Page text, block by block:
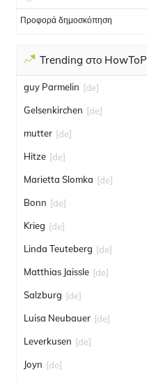
Προφορά δημοσκόπηση
Trending στο
guy Parmelin [de]
Gelsenkirchen [de]
mutter [de]
Hitze [de]
Marietta Slomka [de]
Bonn [de]
Krieg [de]
Linda Teuteberg [de]
Matthias Jaissle [de]
Salzburg [de]
Luisa Neubauer [de]
Leverkusen [de]
Joyn [de]